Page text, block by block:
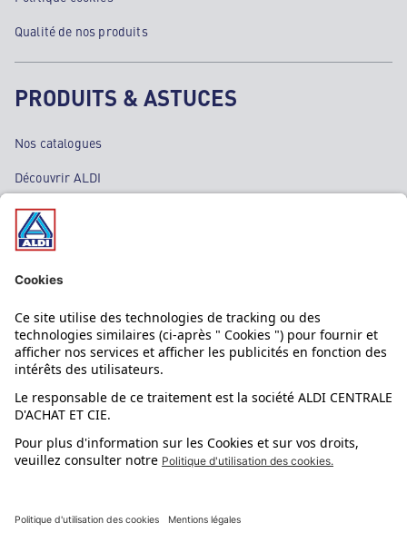
Qualité de nos produits
PRODUITS & ASTUCES
Nos catalogues
Découvrir ALDI
Nos bons plans
Nos rayons
Nos marques
Nos astuces
Évènements
L'application mobile